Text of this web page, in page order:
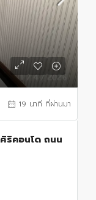
19 นาที ที่ผ่านมา
ศิริคอนโด ถนน